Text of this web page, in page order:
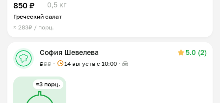
850 ₽ 0,5 кг
Греческий салат
≈ 283₽ / порц.
София Шевелева 5.0 (2)
₽₽₽ 14 августа с 10:00 —
≈3 порц.